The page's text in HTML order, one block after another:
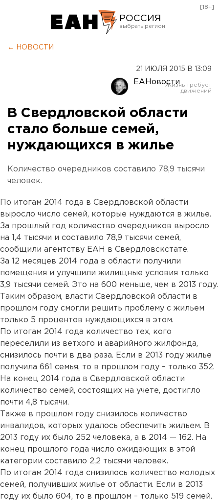
РОССИЯ
Оренбург
[18+]
← НОВОСТИ
21 ИЮЛЯ 2015 В 13:09
ЕАНовости
В Свердловской области
стало больше семей,
нуждающихся в жилье
Количество очередников составило 78,9 тысячи
человек.
По итогам 2014 года в Свердловской области
выросло число семей, которые нуждаются в жилье.
За прошлый год количество очередников выросло
на 1,4 тысячи и составило 78,9 тысячи семей,
сообщили агентству ЕАН в Свердловскстате.
За 12 месяцев 2014 года в области получили
помещения и улучшили жилищные условия только
3,9 тысячи семей. Это на 600 меньше, чем в 2013 году.
Таким образом, власти Свердловской области в
прошлом году смогли решить проблему с жильем
только 5 процентов нуждающихся в этом.
По итогам 2014 года количество тех, кого
переселили из ветхого и аварийного жилфонда,
снизилось почти в два раза. Если в 2013 году жилье
получила 661 семья, то в прошлом году – только 352.
На конец 2014 года в Свердловской области
количество семей, состоящих на учете, достигло
почти 4,8 тысячи.
Также в прошлом году снизилось количество
инвалидов, которых удалось обеспечить жильем. В
2013 году их было 252 человека, а в 2014 — 162. На
конец прошлого года число ожидающих в этой
категории составило 2,2 тысячи человек.
По итогам 2014 года снизилось количество молодых
семей, получивших жилье от области. Если в 2013
году их было 604, то в прошлом – только 519 семей.